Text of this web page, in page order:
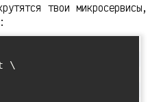
твои микросервисы,